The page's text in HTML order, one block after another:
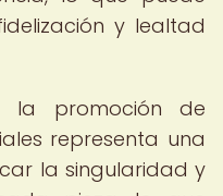
y lealtad
la promoción de
representa una
la singularidad y